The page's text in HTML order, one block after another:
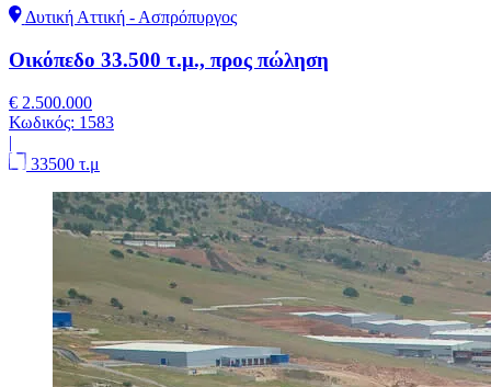
Δυτική Αττική - Ασπρόπυργος
Οικόπεδο 33.500 τ.μ., προς πώληση
€ 2.500.000
Κωδικός: 1583
|
33500 τ.μ